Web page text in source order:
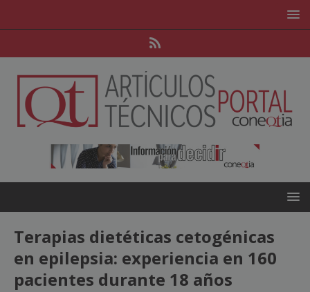
Terapias dietéticas cetogénicas
en epilepsia: experiencia en 160
pacientes durante 18 años